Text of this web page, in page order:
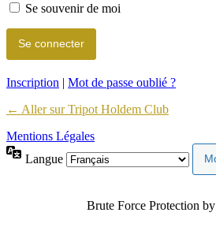
Se souvenir de moi
Inscription | Mot de passe oublié ?
← Aller sur Tripot Holdem Club
Mentions Légales
Langue
Brute Force Protection by